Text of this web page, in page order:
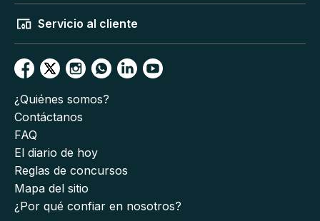
Servicio al cliente
¿Quiénes somos?
Contáctanos
FAQ
El diario de hoy
Reglas de concursos
Mapa del sitio
¿Por qué confiar en nosotros?